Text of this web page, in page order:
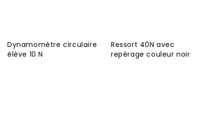
Dynamomètre circulaire
élève 10 N
Ressort 40N avec
repérage couleur noir